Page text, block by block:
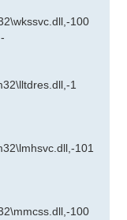
100
1
101
100